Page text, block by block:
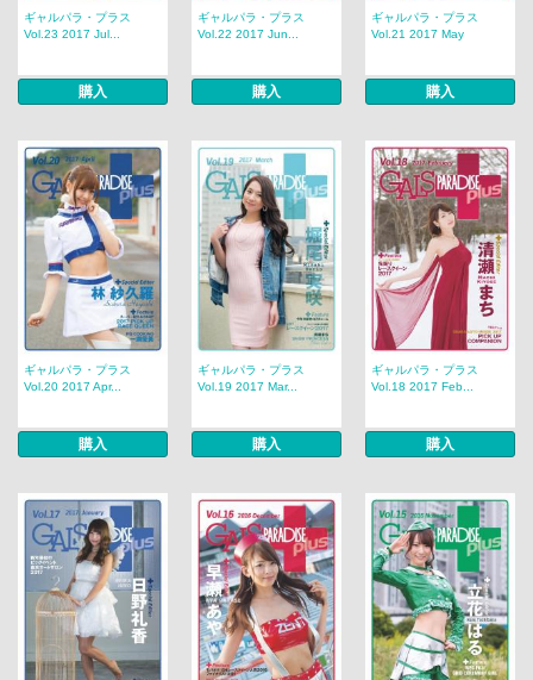
ギャルパラ・プラス
Vol.23 2017 Jul...
購入
ギャルパラ・プラス
Vol.22 2017 Jun...
購入
ギャルパラ・プラス
Vol.21 2017 May
購入
ギャルパラ・プラス
Vol.20 2017 Apr...
購入
ギャルパラ・プラス
Vol.19 2017 Mar...
購入
ギャルパラ・プラス
Vol.18 2017 Feb...
購入